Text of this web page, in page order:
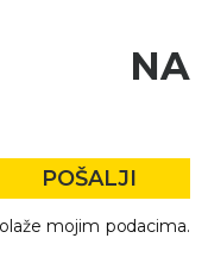
NA
POŠALJI
mojim podacima.